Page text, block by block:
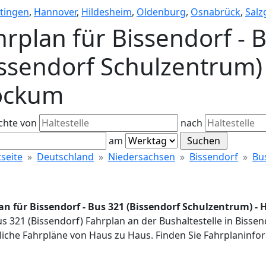
, Hannover, Hildesheim, Oldenburg, Osnabrück,
für Bissendorf -
von
nach
am
Deutschland Niedersachsen Bissendorf
für Bissendorf - Bus 321 (Bissendorf Schulzentrum) -
321 (Bissendorf) Fahrplan an der Bushaltestelle in
Fahrpläne von Haus zu Haus. Finden Sie